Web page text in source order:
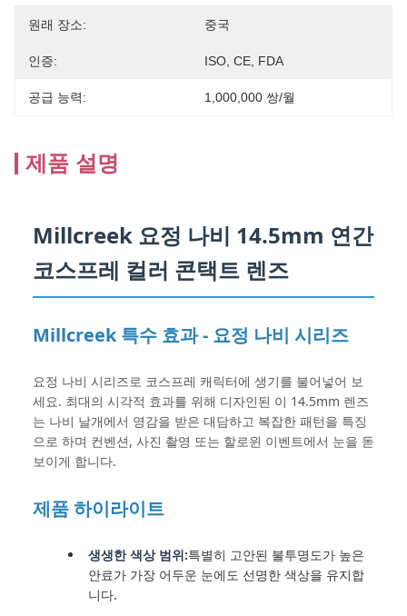
원래 장소: 중국
인증: ISO, CE, FDA
공급 능력: 1,000,000 쌍/월
제품 설명
Millcreek 요정 나비 14.5mm 연간
코스프레 컬러 콘택트 렌즈
Millcreek 특수 효과 - 요정 나비 시리즈
요정 나비 시리즈로 코스프레 캐릭터에 생기를 불어넣어 보
세요. 최대의 시각적 효과를 위해 디자인된 이 14.5mm 렌즈
는 나비 날개에서 영감을 받은 대담하고 복잡한 패턴을 특징
으로 하며 컨벤션, 사진 촬영 또는 할로윈 이벤트에서 눈을 돋
보이게 합니다.
제품 하이라이트
생생한 색상 범위:특별히 고안된 불투명도가 높은
안료가 가장 어두운 눈에도 선명한 색상을 유지합
니다.